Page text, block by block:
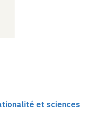
et sciences